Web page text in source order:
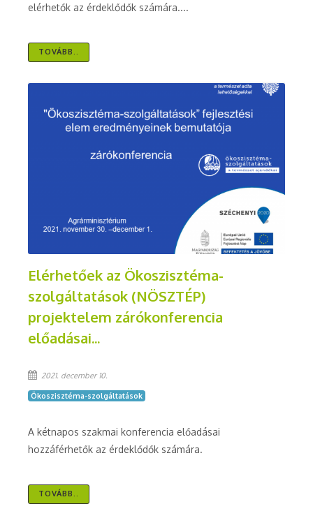
elérhetők az érdeklődők számára....
TOVÁBB..
Elérhetőek az Ökoszisztéma-
szolgáltatások (NÖSZTÉP)
projektelem zárókonferencia
előadásai...
2021. december 10.
Ökoszisztéma-szolgáltatások
A kétnapos szakmai konferencia előadásai
hozzáférhetők az érdeklődők számára.
TOVÁBB..